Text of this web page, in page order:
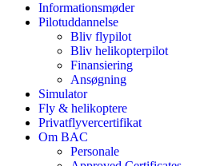
Informationsmøder
Pilotuddannelse
Bliv flypilot
Bliv helikopterpilot
Finansiering
Ansøgning
Simulator
Fly & helikoptere
Privatflyvercertifikat
Om BAC
Personale